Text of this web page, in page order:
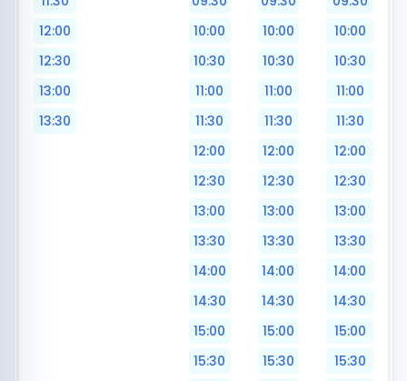
12:00
12:30
13:00
13:30
10:00
10:30
11:00
11:30
12:00
12:30
13:00
13:30
14:00
14:30
15:00
15:30
10:00
10:30
11:00
11:30
12:00
12:30
13:00
13:30
14:00
14:30
15:00
15:30
10:00
10:30
11:00
11:30
12:00
12:30
13:00
13:30
14:00
14:30
15:00
15:30